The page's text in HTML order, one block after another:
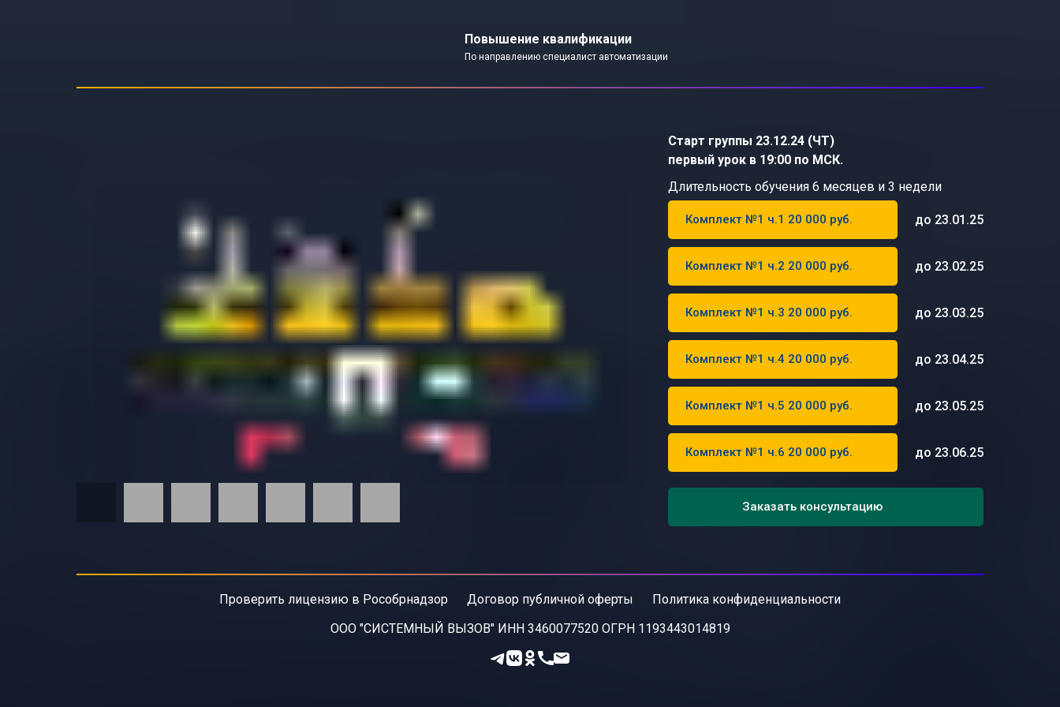
Повышение квалификации
По направлению специалист автоматизации
Старт группы 23.12.24 (ЧТ)
первый урок в 19:00 по МСК.
Длительность обучения 6 месяцев и 3 недели
Комплект №1 ч.1 20 000 руб. до 23.01.25
Комплект №1 ч.2 20 000 руб. до 23.02.25
Комплект №1 ч.3 20 000 руб. до 23.03.25
Комплект №1 ч.4 20 000 руб. до 23.04.25
Комплект №1 ч.5 20 000 руб. до 23.05.25
Комплект №1 ч.6 20 000 руб. до 23.06.25
Заказать консультацию
Проверить лицензию в Рособрнадзор Договор публичной оферты
Политика конфиденциальности
ООО "СИСТЕМНЫЙ ВЫЗОВ" ИНН 3460077520 ОГРН 1193443014819